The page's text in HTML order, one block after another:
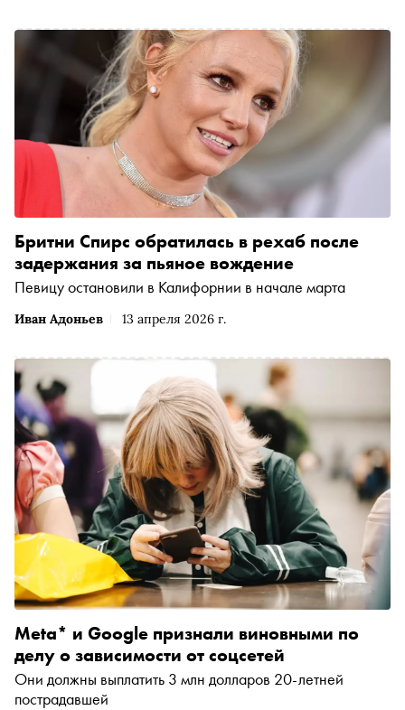
Иван Адоньев 13 апреля 2026 г.
Бритни Спирс обратилась в рехаб после
задержания за пьяное вождение
Певицу остановили в Калифорнии в начале марта
Meta* и Google признали виновными по
делу о зависимости от соцсетей
Они должны выплатить 3 млн долларов 20-летней
пострадавшей